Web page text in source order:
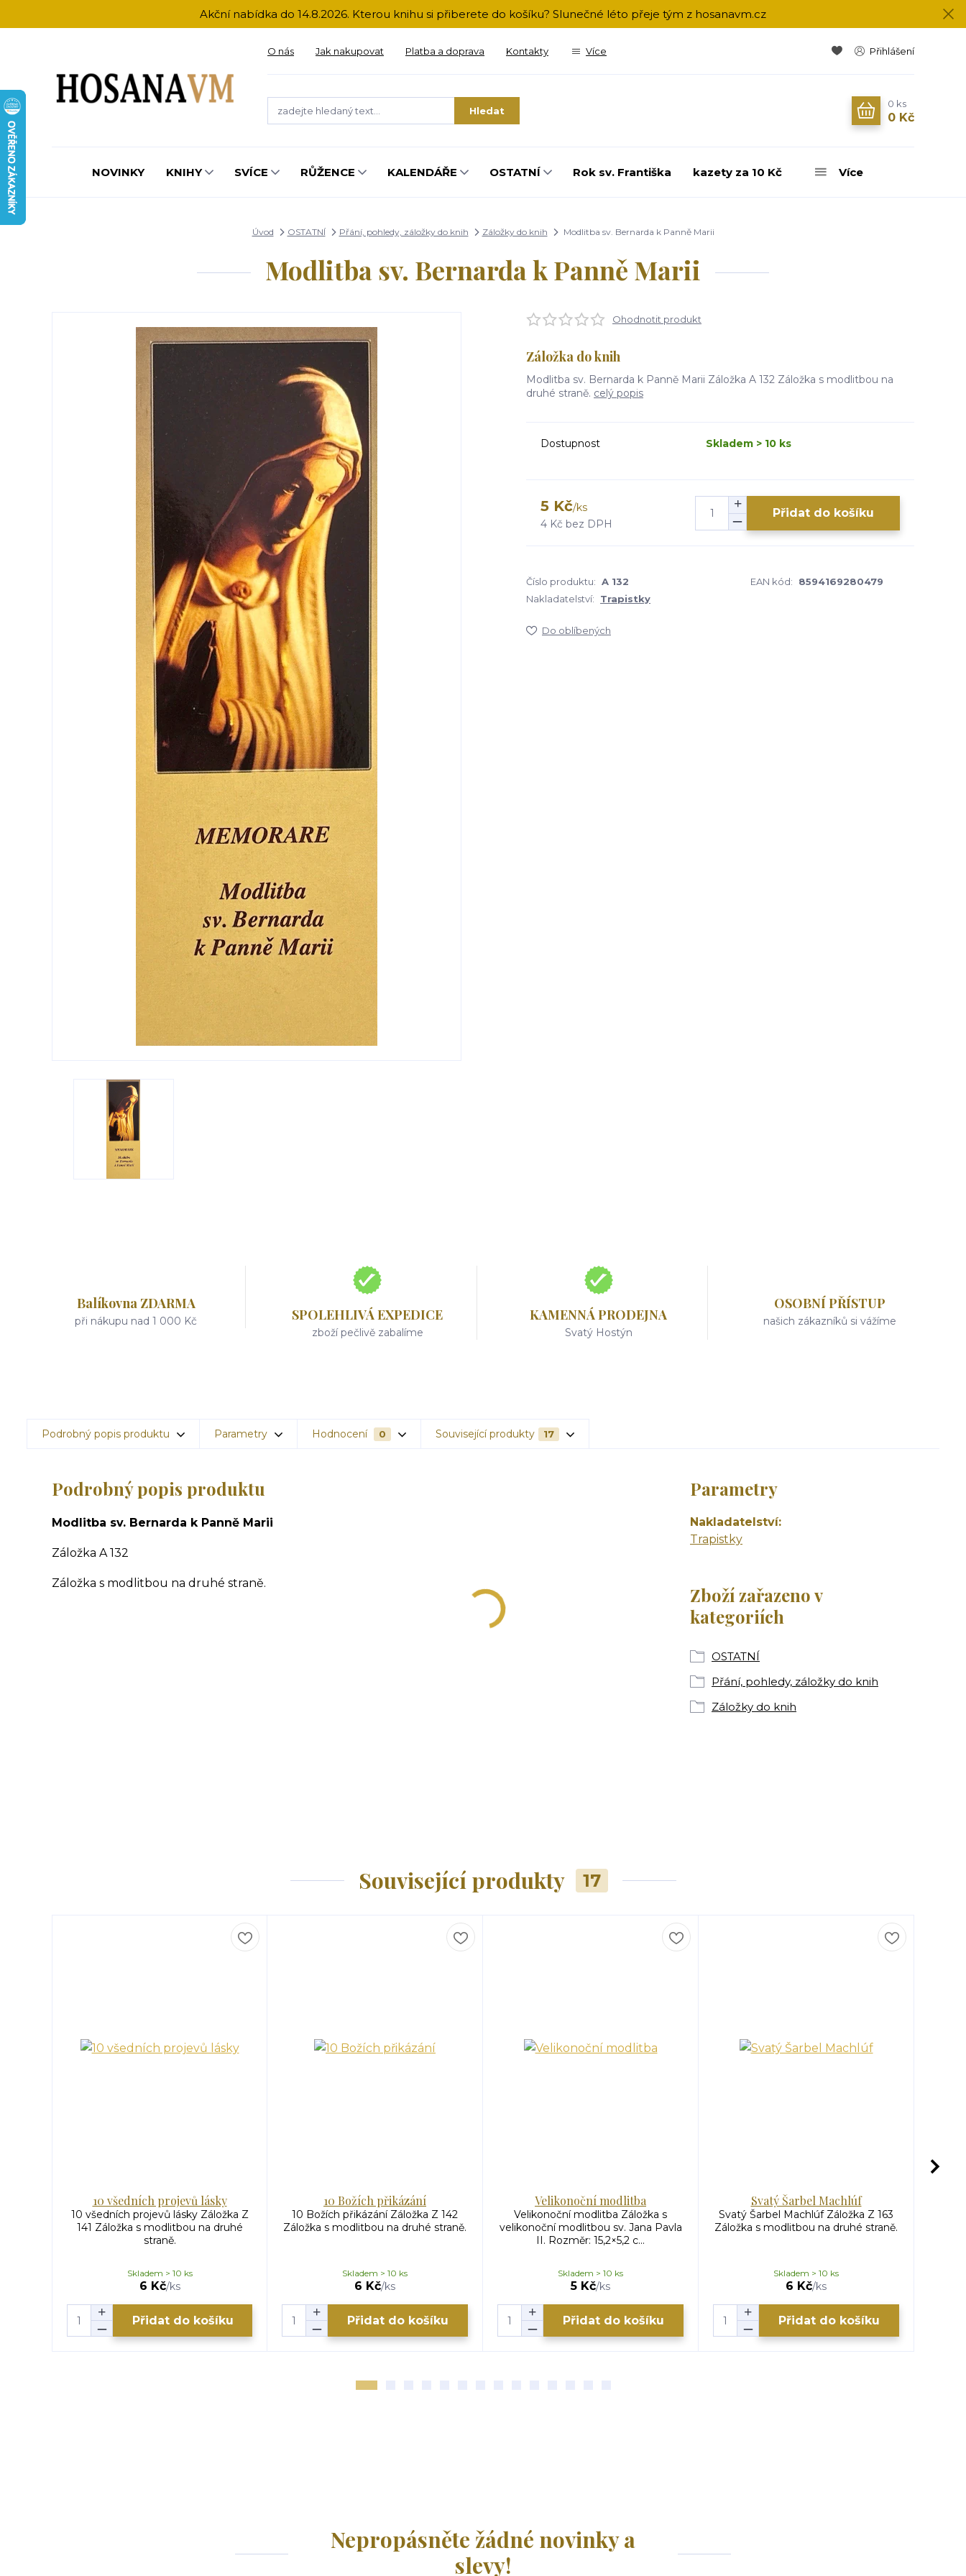
Akční nabídka do 14.8.2026. Kterou knihu si přiberete do košíku? Slunečné léto přeje tým z hosanavm.cz
O nás Jak nakupovat Platba a doprava Kontakty Více Přihlášení
Hledat
0 ks
0 Kč
NOVINKY KNIHY SVÍCE RŮŽENCE KALENDÁŘE OSTATNÍ Rok sv. Františka kazety za 10 Kč Více
Úvod OSTATNÍ Přání, pohledy, záložky do knih Záložky do knih Modlitba sv. Bernarda k Panně Marii
Modlitba sv. Bernarda k Panně Marii
Ohodnotit produkt
Záložka do knih
Modlitba sv. Bernarda k Panně Marii Záložka A 132 Záložka s modlitbou na
druhé straně. celý popis
Dostupnost Skladem > 10 ks
5 Kč/ks
4 Kč bez DPH
Přidat do košíku
Číslo produktu: A 132 EAN kód:
8594169280479
Nakladatelství:
Trapistky
Do oblíbených
Balíkovna ZDARMA
při nákupu nad 1 000 Kč SPOLEHLIVÁ EXPEDICE
zboží pečlivě zabalíme
KAMENNÁ PRODEJNA
Svatý Hostýn
OSOBNÍ PŘÍSTUP
našich zákazníků si vážíme
Podrobný popis produktu Parametry Hodnocení 0 Související produkty 17
Podrobný popis produktu
Modlitba sv. Bernarda k Panně Marii
Záložka A 132
Záložka s modlitbou na druhé straně.
Parametry
Nakladatelství
Trapistky
Zboží zařazeno v
kategoriích
OSTATNÍ
Přání, pohledy, záložky do knih
Záložky do knih
Související produkty 17
10 všedních projevů lásky
10 všedních projevů lásky Záložka Z
141 Záložka s modlitbou na druhé
straně.
6 Kč/ks
Skladem > 10 ks
Přidat do košíku
10 Božích přikázání
10 Božích přikázání Záložka Z 142
Záložka s modlitbou na druhé straně.
6 Kč/ks
Skladem > 10 ks
Přidat do košíku
Velikonoční modlitba
Velikonoční modlitba Záložka s
velikonoční modlitbou sv. Jana Pavla
II. Rozměr: 15,2×5,2 c...
5 Kč/ks
Skladem > 10 ks
Přidat do košíku
Svatý Šarbel Machlúf
Svatý Šarbel Machlúf Záložka Z 163
Záložka s modlitbou na druhé straně.
6 Kč/ks
Skladem > 10 ks
Přidat do košíku
Nepropásněte žádné novinky a
slevy!